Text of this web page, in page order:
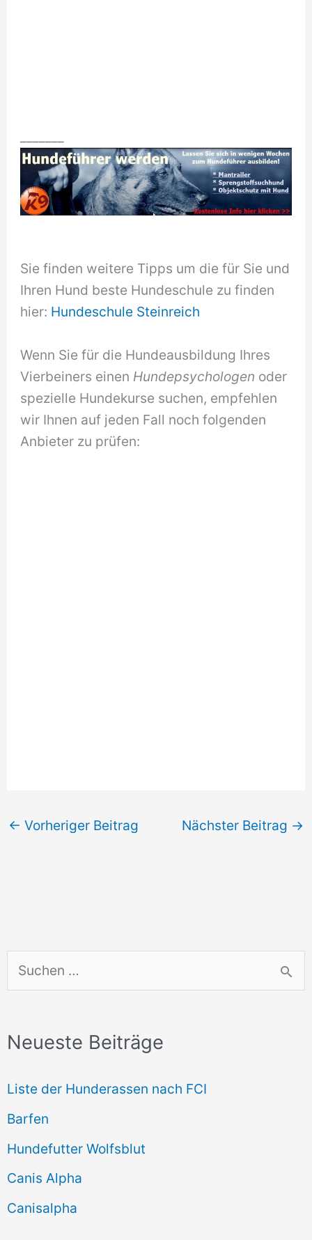
u
h
n
n
a
c
h
Neueste Beiträge
Liste der Hunderassen nach FCI
Barfen
Hundefutter Wolfsblut
Canis Alpha
Canisalpha
Sie finden weitere Tipps um die für Sie und
Ihren Hund beste Hundeschule zu finden
hier: Hundeschule Steinreich
Wenn Sie für die Hundeausbildung Ihres
Vierbeiners einen Hundepsychologen oder
spezielle Hundekurse suchen, empfehlen
wir Ihnen auf jeden Fall noch folgenden
Anbieter zu prüfen:
← Vorheriger Beitrag Nächster Beitrag →